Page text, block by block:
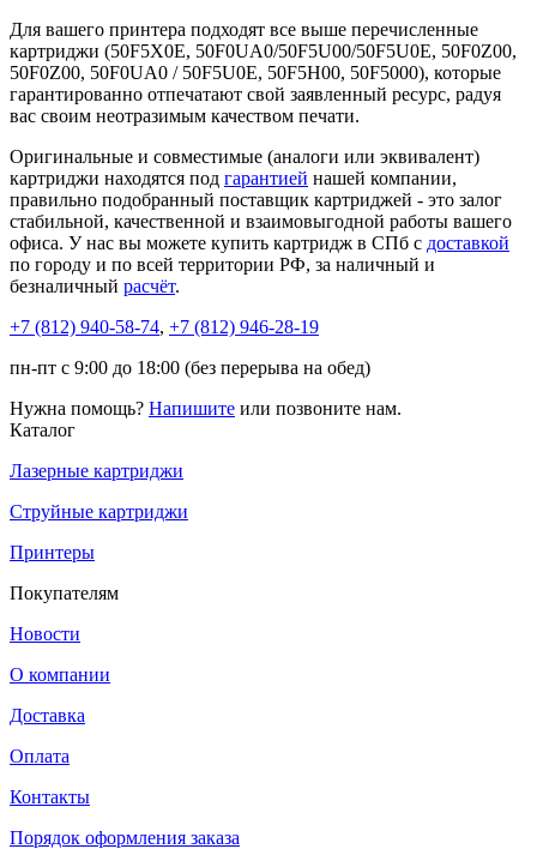
Для вашего принтера подходят все выше перечисленные
картриджи (50F5X0E, 50F0UA0/50F5U00/50F5U0E, 50F0Z00,
50F0Z00, 50F0UA0 / 50F5U0E, 50F5H00, 50F5000), которые
гарантированно отпечатают свой заявленный ресурс, радуя
вас своим неотразимым качеством печати.
Оригинальные и совместимые (аналоги или эквивалент)
картриджи находятся под гарантией нашей компании,
правильно подобранный поставщик картриджей - это залог
стабильной, качественной и взаимовыгодной работы вашего
офиса. У нас вы можете купить картридж в СПб с доставкой
по городу и по всей территории РФ, за наличный и
безналичный расчёт.
+7 (812) 940-58-74, +7 (812) 946-28-19
пн-пт с 9:00 до 18:00 (без перерыва на обед)
Нужна помощь? Напишите или позвоните нам.
Каталог
Лазерные картриджи
Струйные картриджи
Принтеры
Покупателям
Новости
О компании
Доставка
Оплата
Контакты
Порядок оформления заказа